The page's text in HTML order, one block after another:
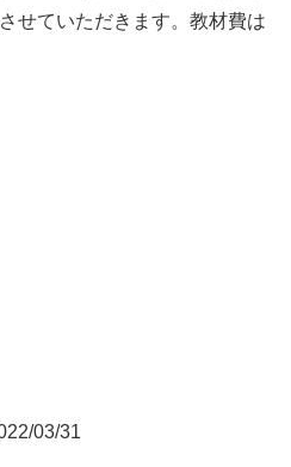
せていただきます。教材費は
03/31